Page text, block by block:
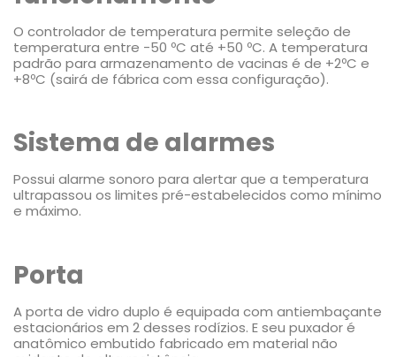
O controlador de temperatura permite seleção de
temperatura entre -50 ºC até +50 ºC. A temperatura
padrão para armazenamento de vacinas é de +2ºC e
+8ºC (sairá de fábrica com essa configuração).
Sistema de alarmes
Possui alarme sonoro para alertar que a temperatura
ultrapassou os limites pré-estabelecidos como mínimo
e máximo.
Porta
A porta de vidro duplo é equipada com antiembaçante
estacionários em 2 desses rodízios. E seu puxador é
anatômico embutido fabricado em material não